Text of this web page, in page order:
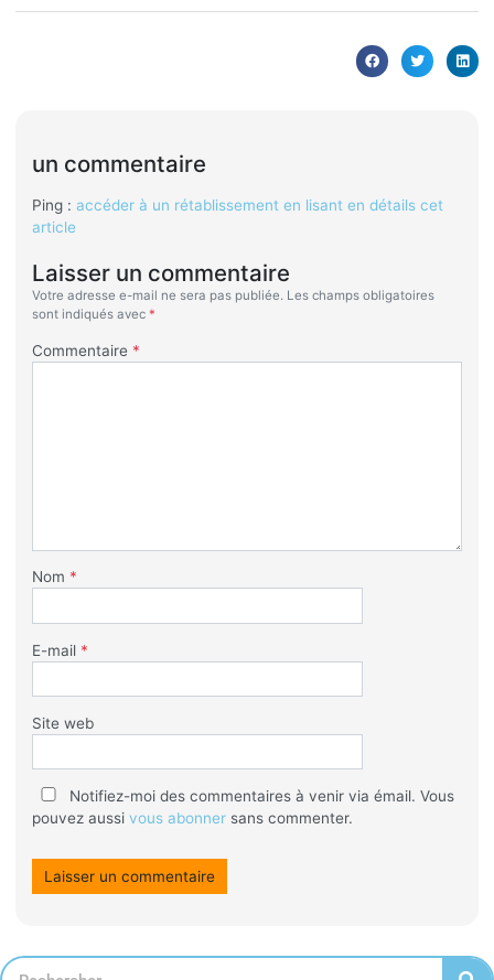
un commentaire
Ping : accéder à un rétablissement en lisant en détails cet
article
Laisser un commentaire
Votre adresse e-mail ne sera pas publiée. Les champs obligatoires
sont indiqués avec *
Commentaire *
Nom *
E-mail *
Site web
Notifiez-moi des commentaires à venir via émail. Vous
pouvez aussi vous abonnersans commenter.